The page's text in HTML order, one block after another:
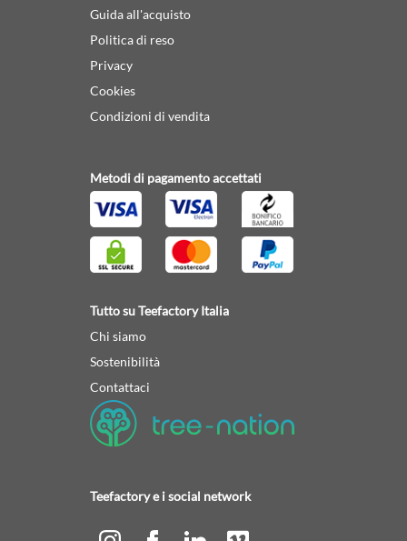
Guida all'acquisto
Politica di reso
Privacy
Cookies
Condizioni di vendita
Metodi di pagamento accettati
Tutto su Teefactory Italia
Chi siamo
Sostenibilità
Contattaci
Teefactory e i social network